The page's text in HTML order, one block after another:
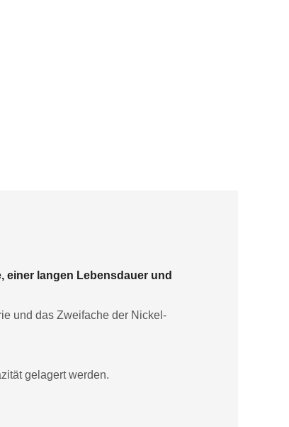
einer langen Lebensdauer und
und das Zweifache der Nickel-
gelagert werden.